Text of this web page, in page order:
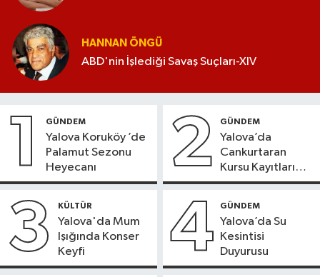
HANNAN ÖNGÜ
ABD'nin İşlediği Savaş Suçları-XIV
1 GÜNDEM
Yalova Koruköy ’de
Palamut Sezonu
Heyecanı
2 GÜNDEM
Yalova’da
Cankurtaran
Kursu Kayıtları
Başladı
3 KÜLTÜR
Yalova'da Mum
Işığında Konser
Keyfi
4 GÜNDEM
Yalova’da Su
Kesintisi
Duyurusu